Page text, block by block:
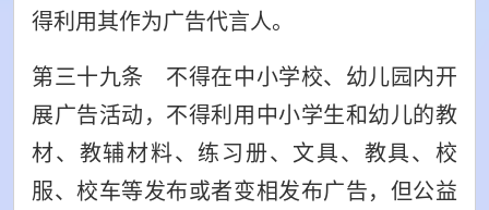
得利用其作为广告代言人。
第三十九条 不得在中小学校、幼儿园内开
展广告活动，不得利用中小学生和幼儿的教
材、教辅材料、练习册、文具、教具、校
服、校车等发布或者变相发布广告，但公益